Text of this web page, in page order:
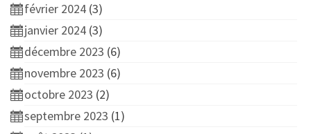
février 2024 (3)
janvier 2024 (3)
décembre 2023 (6)
novembre 2023 (6)
octobre 2023 (2)
septembre 2023 (1)